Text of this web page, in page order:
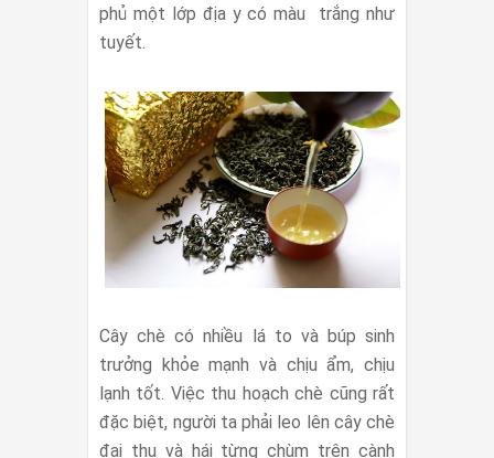
phủ một lớp địa y có màu trắng như
tuyết.
Cây chè có nhiều lá to và búp sinh
trưởng khỏe mạnh và chịu ẩm, chịu
lạnh tốt. Việc thu hoạch chè cũng rất
đặc biệt, người ta phải leo lên cây chè
đại thụ và hái từng chùm trên cành